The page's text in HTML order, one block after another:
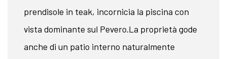
prendisole in teak, incornicia la piscina con
vista dominante sul Pevero.La proprietà gode
anche di un patio interno naturalmente